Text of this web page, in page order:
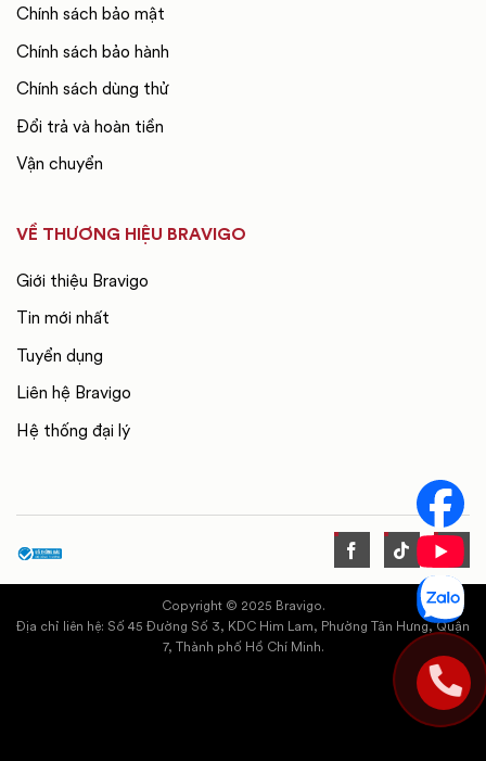
Chính sách bảo mật
Chính sách bảo hành
Chính sách dùng thử
Đổi trả và hoàn tiền
Vận chuyển
VỀ THƯƠNG HIỆU BRAVIGO
Giới thiệu Bravigo
Tin mới nhất
Tuyển dụng
Liên hệ Bravigo
Hệ thống đại lý
Copyright © 2025 Bravigo.
Địa chỉ liên hệ: Số 45 Đường Số 3, KDC Him Lam, Phường Tân Hưng, Quận
7, Thành phố Hồ Chí Minh.